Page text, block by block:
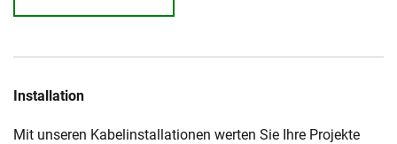
Installation
Mit unseren Kabelinstallationen werten Sie Ihre Projekte